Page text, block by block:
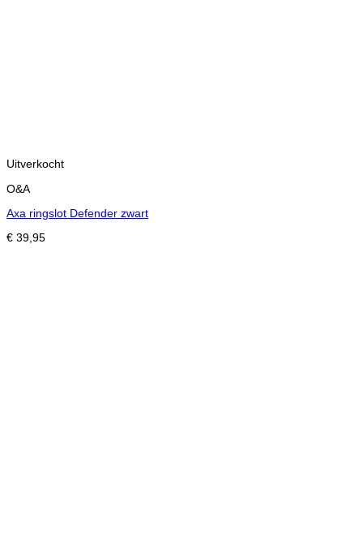
Uitverkocht
O&A
Axa ringslot Defender zwart
€ 39,95